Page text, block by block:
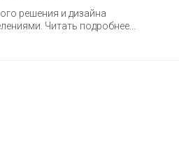
решения и дизайна
Читать подробнее...